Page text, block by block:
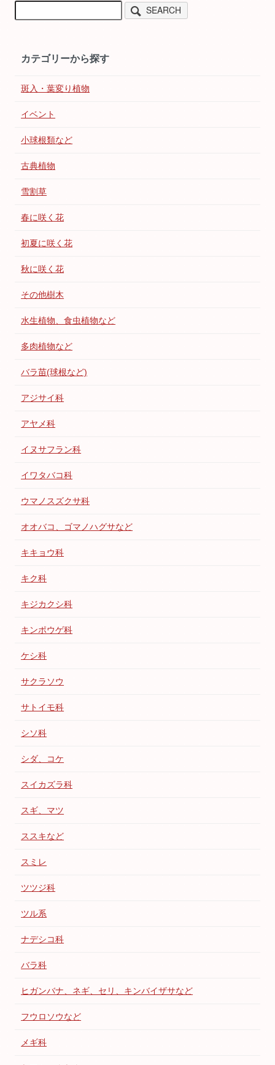
SEARCH
カテゴリーから探す
斑入・葉変り植物
イベント
小球根類など
古典植物
雪割草
春に咲く花
初夏に咲く花
秋に咲く花
その他樹木
水生植物、食虫植物など
多肉植物など
バラ苗(球根など)
アジサイ科
アヤメ科
イヌサフラン科
イワタバコ科
ウマノスズクサ科
オオバコ、ゴマノハグサなど
キキョウ科
キク科
キジカクシ科
キンポウゲ科
ケシ科
サクラソウ
サトイモ科
シソ科
シダ、コケ
スイカズラ科
スギ、マツ
ススキなど
スミレ
ツツジ科
ツル系
ナデシコ科
バラ科
ヒガンバナ、ネギ、セリ、キンバイザサなど
フウロソウなど
メギ科